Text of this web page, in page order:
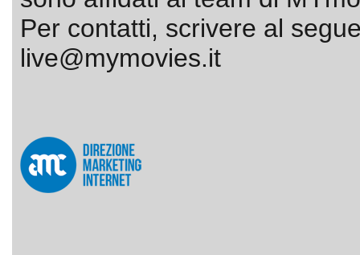
Per contatti, scrivere al
live@mymovies.it